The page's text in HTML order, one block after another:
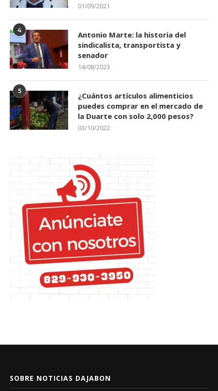
01/09/2021
4
Antonio Marte: la historia del
sindicalista, transportista y
senador
14/08/2023
5
¿Cuántos artículos alimenticios
puedes comprar en el mercado de
la Duarte con solo 2,000 pesos?
03/10/2022
SOBRE NOTICIAS DAJABON